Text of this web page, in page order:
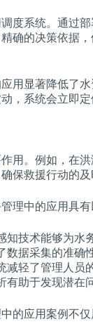
度系统。通过
确的决策依据
用显著降低了
，系统会立即
用。例如，在
保救援行动的及
理中的应用具有
知技术能够为水
数据采集的准确
减轻了管理人员
有助于发现潜在
的应用案例不